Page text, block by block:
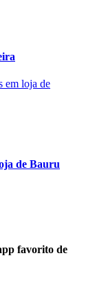
de Bauru
favorito de